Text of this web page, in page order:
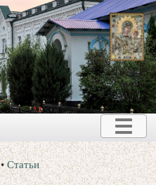
•Статьи